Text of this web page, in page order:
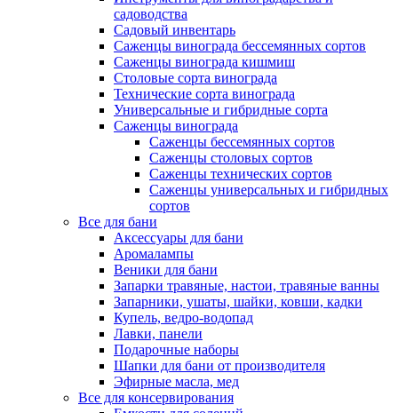
садоводства
Садовый инвентарь
Саженцы винограда бессемянных сортов
Саженцы винограда кишмиш
Столовые сорта винограда
Технические сорта винограда
Универсальные и гибридные сорта
Саженцы винограда
Саженцы бессемянных сортов
Саженцы столовых сортов
Саженцы технических сортов
Саженцы универсальных и гибридных
сортов
Все для бани
Аксессуары для бани
Аромалампы
Веники для бани
Запарки травяные, настои, травяные ванны
Запарники, ушаты, шайки, ковши, кадки
Купель, ведро-водопад
Лавки, панели
Подарочные наборы
Шапки для бани от производителя
Эфирные масла, мед
Все для консервирования